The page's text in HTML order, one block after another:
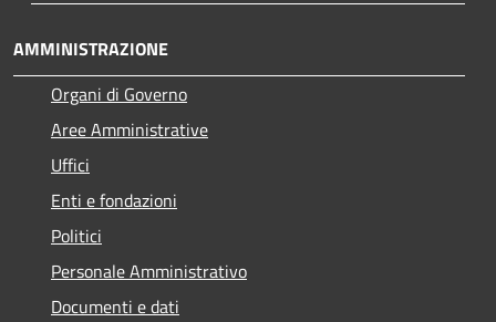
AMMINISTRAZIONE
Organi di Governo
Aree Amministrative
Uffici
Enti e fondazioni
Politici
Personale Amministrativo
Documenti e dati